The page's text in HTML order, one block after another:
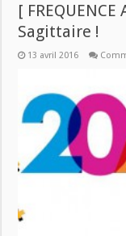
[
Sagittaire !
13 avril 2016